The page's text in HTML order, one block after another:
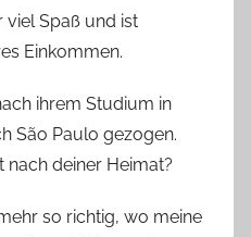
viel Spaß und ist
Einkommen.
ihrem Studium in
São Paulo gezogen.
nach deiner Heimat?
so richtig, wo meine